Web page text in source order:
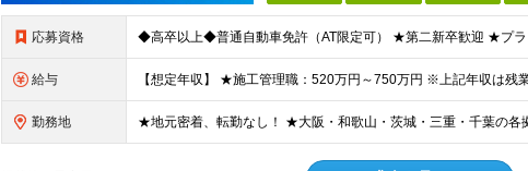
応募資格
給与
勤務地